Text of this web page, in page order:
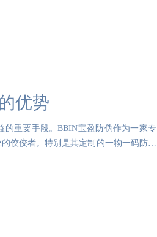
优势
的重要手段。BBIN宝盈防伪作为一家专
佼佼者。特别是其定制的一物一码防伪